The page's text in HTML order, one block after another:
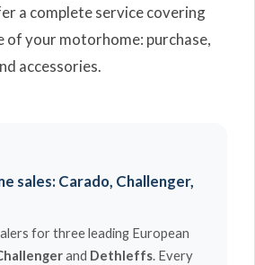
a complete service covering
of your motorhome: purchase,
accessories.
sales: Carado, Challenger,
for three leading European
and Dethleffs. Every